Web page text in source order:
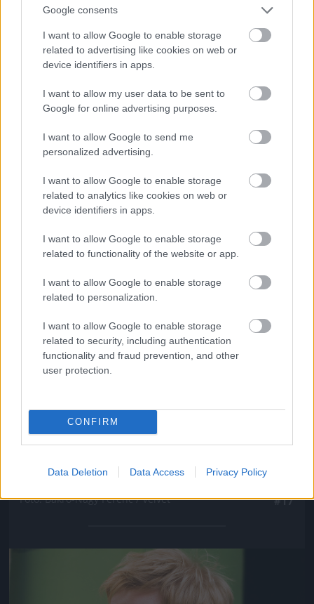
Google consents
I want to allow Google to enable storage
related to advertising like cookies on web or
device identifiers in apps.
I want to allow my user data to be sent to
Google for online advertising purposes.
I want to allow Google to send me
personalized advertising.
I want to allow Google to enable storage
related to analytics like cookies on web or
device identifiers in apps.
I want to allow Google to enable storage
related to functionality of the website or app.
I want to allow Google to enable storage
related to personalization.
I want to allow Google to enable storage
related to security, including authentication
functionality and fraud prevention, and other
user protection.
CONFIRM
Data Deletion Data Access Privacy Policy
Valamit hozzá tudnék tenni a popzenéhez
Fotó: Bakró-Nagy Ferenc / Velvet
Itt nem lehet elbújni egy rossz darab, egy rossz
rendezés mögé
Fotó: Bakró-Nagy Ferenc / Velvet #17
Jön még kép!